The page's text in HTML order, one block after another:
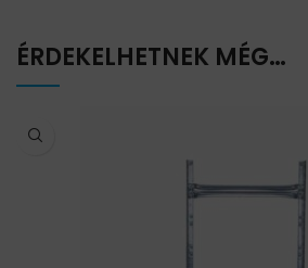
ÉRDEKELHETNEK MÉG…